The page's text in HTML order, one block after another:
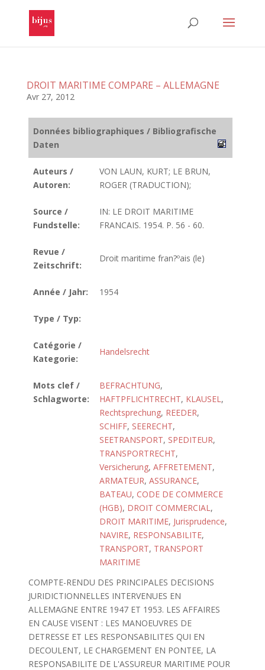
DROIT MARITIME COMPARE – ALLEMAGNE
Avr 27, 2012
Données bibliographiques / Bibliografische
Daten
Auteurs /
Autoren:
VON LAUN, KURT; LE BRUN,
ROGER (TRADUCTION);
Source /
Fundstelle:
IN: LE DROIT MARITIME
FRANCAIS. 1954. P. 56 - 60.
Revue /
Zeitschrift:
Droit maritime fran?ºais (le)
Année / Jahr: 1954
Type / Typ:
Catégorie /
Kategorie:
Handelsrecht
Mots clef /
Schlagworte:
BEFRACHTUNG,
HAFTPFLICHTRECHT, KLAUSEL,
Rechtsprechung, REEDER,
SCHIFF, SEERECHT,
SEETRANSPORT, SPEDITEUR,
TRANSPORTRECHT,
Versicherung, AFFRETEMENT,
ARMATEUR, ASSURANCE,
BATEAU, CODE DE COMMERCE
(HGB), DROIT COMMERCIAL,
DROIT MARITIME, Jurisprudence,
NAVIRE, RESPONSABILITE,
TRANSPORT, TRANSPORT
MARITIME
COMPTE-RENDU DES PRINCIPALES DECISIONS
JURIDICTIONNELLES INTERVENUES EN
ALLEMAGNE ENTRE 1947 ET 1953. LES AFFAIRES
EN CAUSE VISENT : LES MANOEUVRES DE
DETRESSE ET LES RESPONSABILITES QUI EN
DECOULENT, LE CHARGEMENT EN PONTEE, LA
RESPONSABILITE DE L'ASSUREUR MARITIME POUR